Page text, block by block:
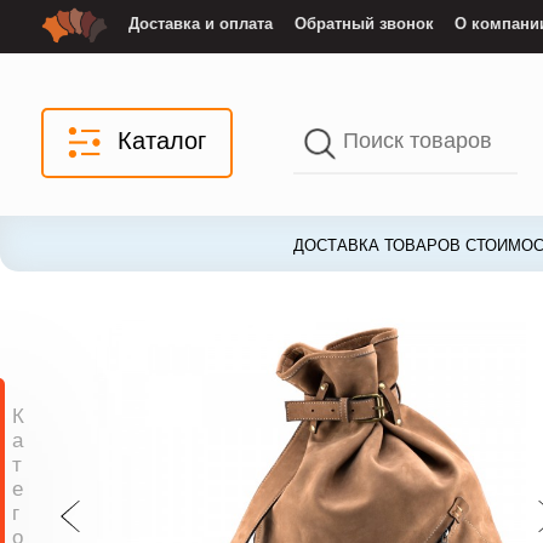
Доставка и оплата Обратный звонок О
Каталог
ДОСТАВКА ТОВАРОВ
К
а
т
е
г
о